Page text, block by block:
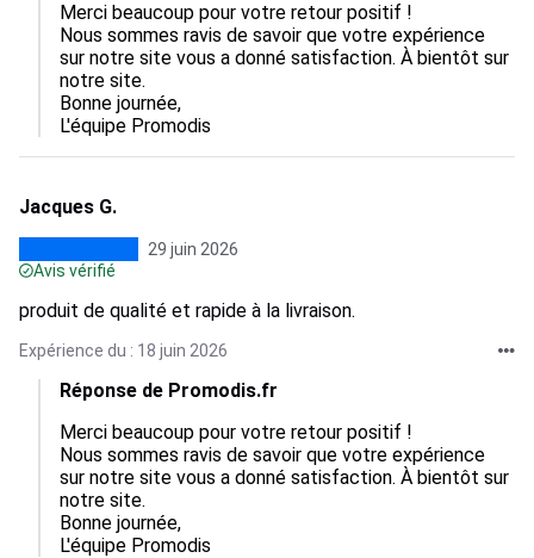
Merci beaucoup pour votre retour positif !
Nous sommes ravis de savoir que votre expérience
sur notre site vous a donné satisfaction. À bientôt sur
notre site.
Bonne journée,
L'équipe Promodis
Jacques G.
29 juin 2026
Avis vérifié
produit de qualité et rapide à la livraison.
Expérience du : 18 juin 2026
Réponse de Promodis.fr
Merci beaucoup pour votre retour positif !
Nous sommes ravis de savoir que votre expérience
sur notre site vous a donné satisfaction. À bientôt sur
notre site.
Bonne journée,
L'équipe Promodis